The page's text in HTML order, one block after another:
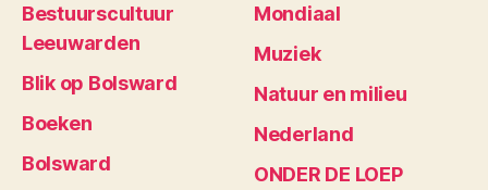
Bestuurscultuur
Leeuwarden
Blik op Bolsward
Boeken
Bolsward
Mondiaal
Muziek
Natuur en milieu
Nederland
ONDER DE LOEP